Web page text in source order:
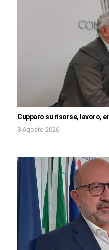
Cupparo su risorse, lavoro,
8 Agosto 2026